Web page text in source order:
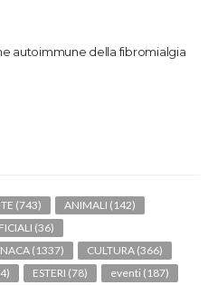
autoimmune della fibromialgia
(743) ANIMALI (142)
(36)
(1337) CULTURA (366)
ESTERI (78) eventi (187)